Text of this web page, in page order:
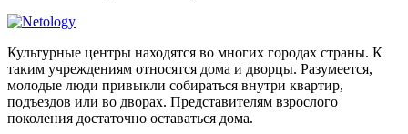
Культурные центры находятся во многих городах страны. К
таким учреждениям относятся дома и дворцы. Разумеется,
молодые люди привыкли собираться внутри квартир,
подъездов или во дворах. Представителям взрослого
поколения достаточно оставаться дома.